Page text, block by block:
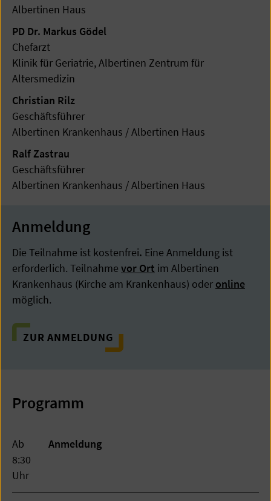
Albertinen Haus
PD Dr. Markus Gödel
Chefarzt
Klinik für Geriatrie, Albertinen Zentrum für
Altersmedizin
Christian Rilz
Geschäftsführer
Albertinen Krankenhaus / Albertinen Haus
Ralf Zastrau
Geschäftsführer
Albertinen Krankenhaus / Albertinen Haus
Anmeldung
Die Teilnahme ist kostenfrei. Eine Anmeldung ist
erforderlich. Teilnahme vor Ort im Albertinen
Krankenhaus (Kirche am Krankenhaus) oder online
möglich.
ZUR ANMELDUNG
Programm
Ab
8:30
Uhr
Anmeldung